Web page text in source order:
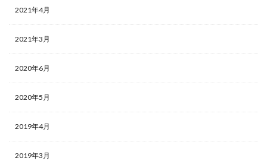
2021年4月
2021年3月
2020年6月
2020年5月
2019年4月
2019年3月